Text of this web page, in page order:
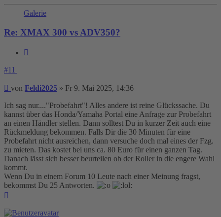
Galerie
Re: XMAX 300 vs ADV350?
#11
Beitrag
von Feldi2025 » Fr 9. Mai 2025, 14:36
Ich sag nur...."Probefahrt"! Alles andere ist reine Glückssache. Du
kannst über das Honda/Yamaha Portal eine Anfrage zur Probefahrt
an einen Händler stellen. Dann solltest Du in kurzer Zeit auch eine
Rückmeldung bekommen. Falls Dir die 30 Minuten für eine
Probefahrt nicht ausreichen, dann versuche doch mal eines der Fzg.
zu mieten. Das kostet bei uns ca. 80 Euro für einen ganzen Tag.
Danach lässt sich besser beurteilen ob der Roller in die engere Wahl
kommt.
Wenn Du in einem Forum 10 Leute nach einer Meinung fragst,
bekommst Du 25 Antworten.